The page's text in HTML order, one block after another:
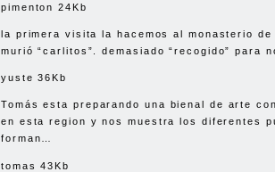
pimenton 24Kb
la primera visita la hacemos al monasterio de
murió “carlitos”. demasiado “recogido” para
yuste 36Kb
Tomás esta preparando una bienal de arte
en esta region y nos muestra los diferentes
forman…
tomas 43Kb